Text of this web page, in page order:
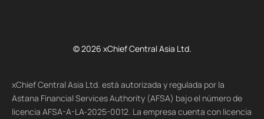
© 2026 xChief Central Asia Ltd.
xChief Central Asia Ltd. está autorizada y regulada por la
Astana Financial Services Authority (AFSA) bajo el número de
licencia AFSA-A-LA-2025-0012. La empresa cuenta con licencia